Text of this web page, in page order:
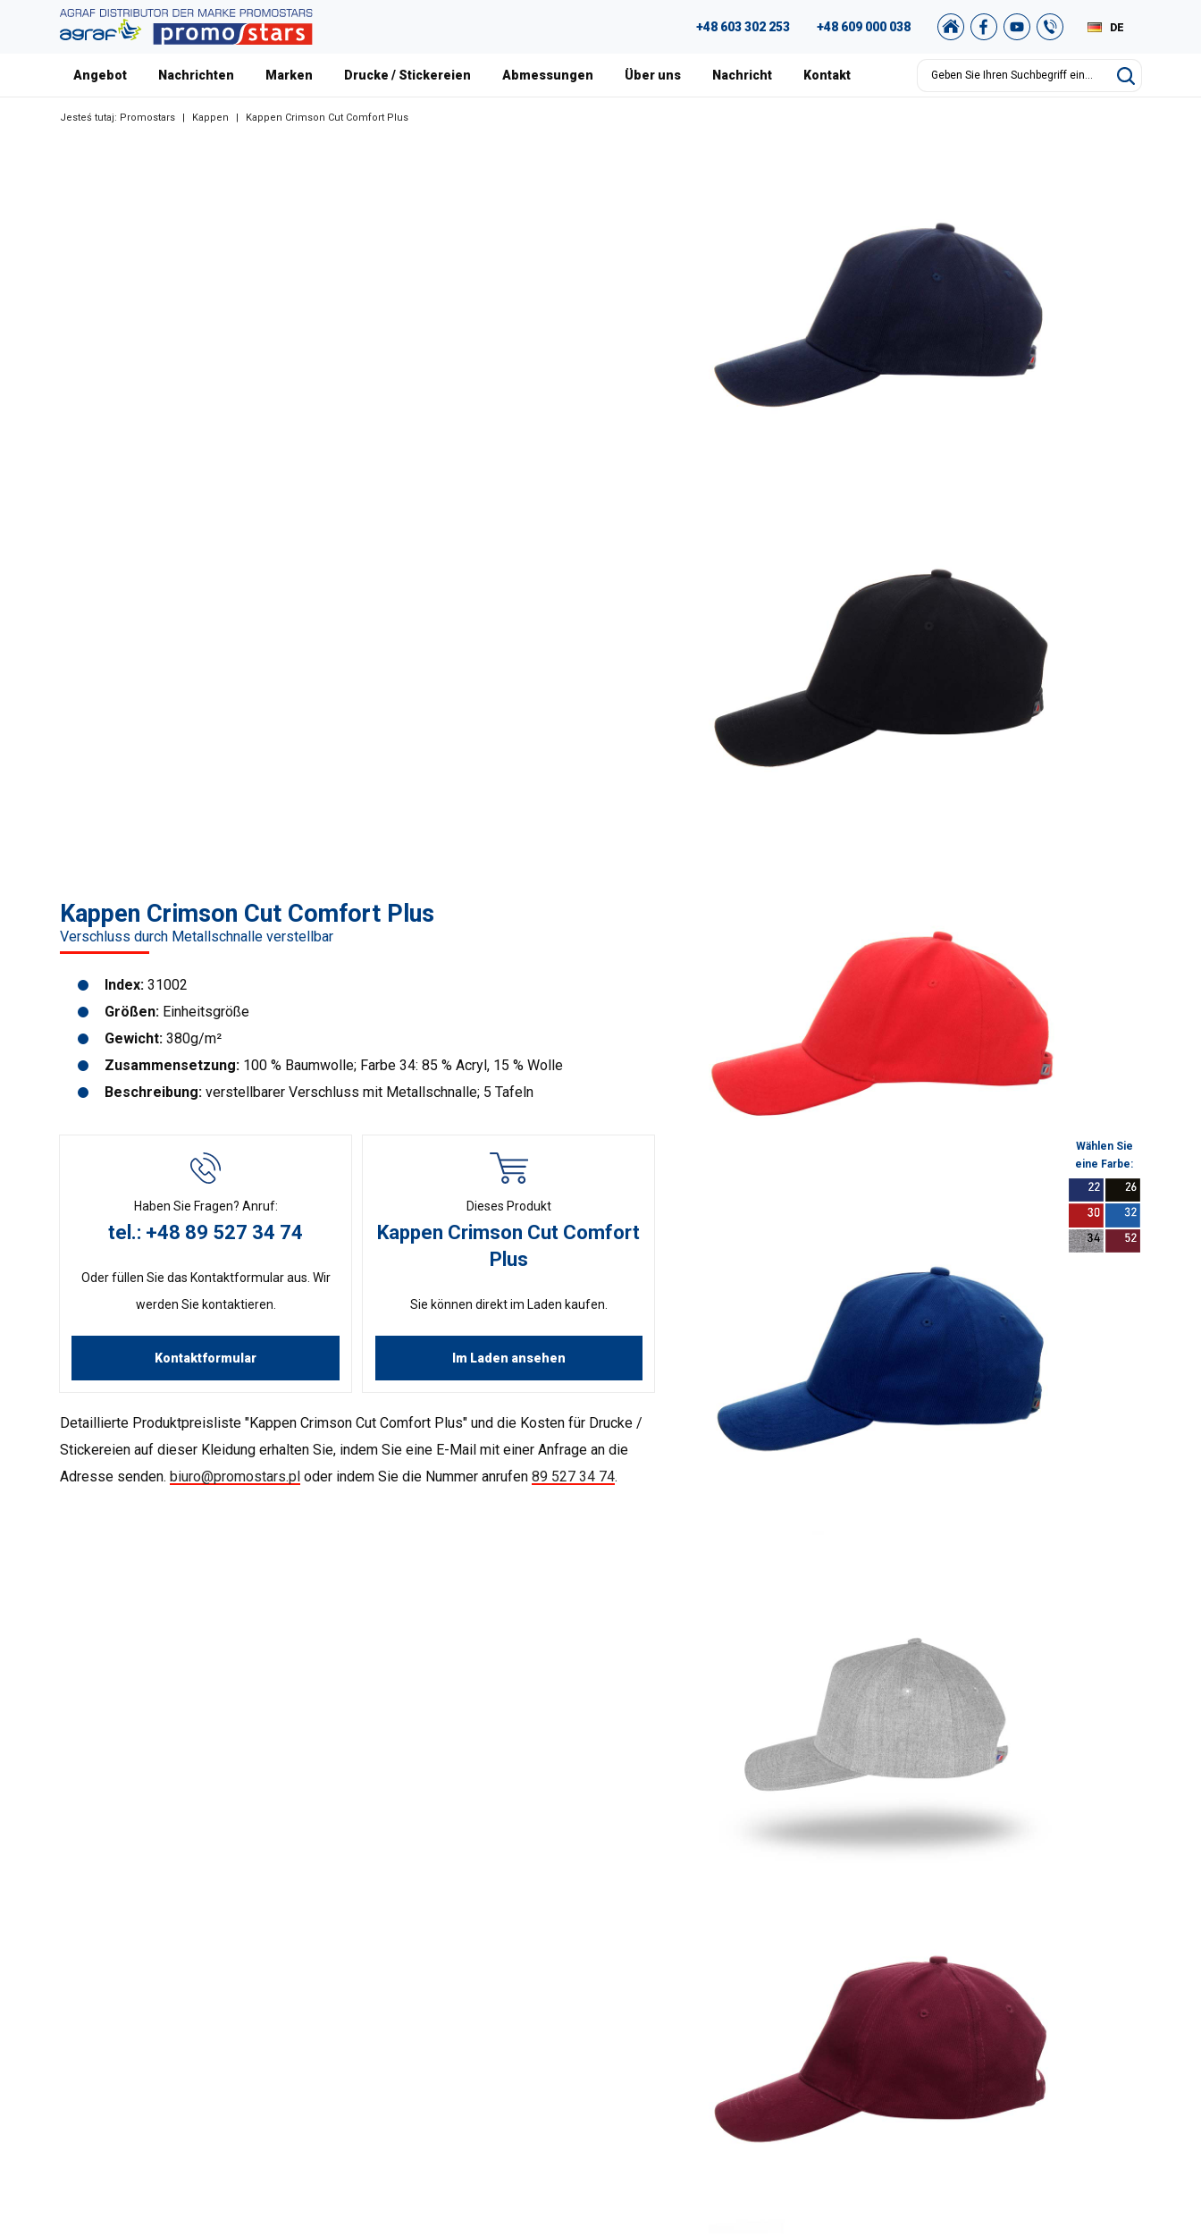
+48 603 302 253 +48 609 000 038
EN
DE
Angebot Nachrichten Marken Drucke / Stickereien Abmessungen Über uns Nachricht Kontakt
Jesteś tutaj: Promostars Kappen Kappen Crimson Cut Comfort Plus
Kappen Crimson Cut Comfort Plus
Verschluss durch Metallschnalle verstellbar
Index: 31002
Größen: Einheitsgröße
Gewicht: 380g/m²
Zusammensetzung: 100 % Baumwolle; Farbe 34: 85 % Acryl, 15 % Wolle
Beschreibung: verstellbarer Verschluss mit Metallschnalle; 5 Tafeln
Haben Sie Fragen? Anruf:
tel.: +48 89 527 34 74
Oder füllen Sie das Kontaktformular aus. Wir
werden Sie kontaktieren.
Kontaktformular
Dieses Produkt
Kappen Crimson Cut Comfort
Plus
Sie können direkt im Laden kaufen.
Im Laden ansehen
Detaillierte Produktpreisliste "Kappen Crimson Cut Comfort Plus" und die Kosten für Drucke /
Stickereien auf dieser Kleidung erhalten Sie, indem Sie eine E-Mail mit einer Anfrage an die
Adresse senden.biuro@promostars.pl oder indem Sie die Nummer anrufen89 527 34 74.
Wählen Sie
eine Farbe: